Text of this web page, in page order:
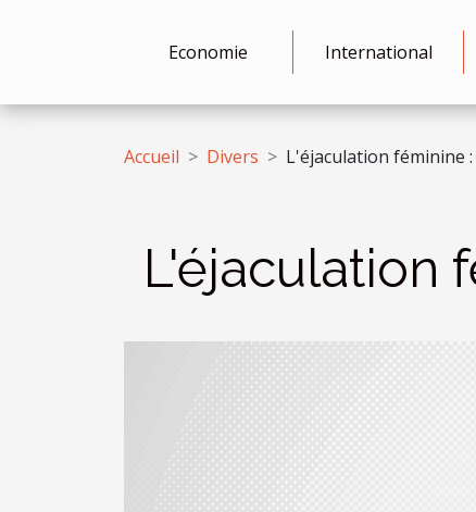
Economie International
Accueil Divers L'éjaculation féminine
L'éjaculation